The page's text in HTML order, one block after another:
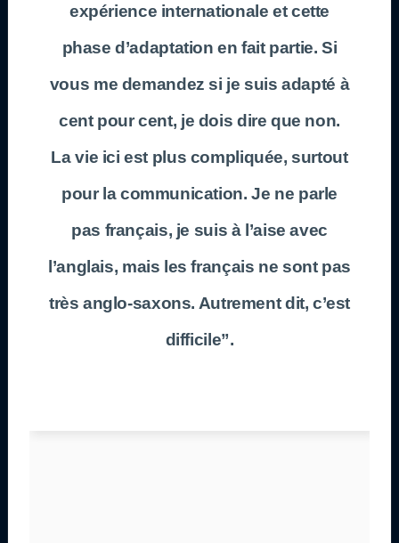
expérience internationale et cette
phase d’adaptation en fait partie. Si
vous me demandez si je suis adapté à
cent pour cent, je dois dire que non.
La vie ici est plus compliquée, surtout
pour la communication. Je ne parle
pas français, je suis à l’aise avec
l’anglais, mais les français ne sont pas
très anglo-saxons. Autrement dit, c’est
difficile”.